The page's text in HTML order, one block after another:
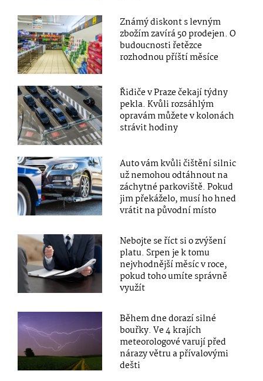
Známý diskont s levným
zbožím zavírá 50 prodejen. O
budoucnosti řetězce
rozhodnou příští měsíce
Řidiče v Praze čekají týdny
pekla. Kvůli rozsáhlým
opravám můžete v kolonách
strávit hodiny
Auto vám kvůli čištění silnic
už nemohou odtáhnout na
záchytné parkoviště. Pokud
jim překáželo, musí ho hned
vrátit na původní místo
Nebojte se říct si o zvýšení
platu. Srpen je k tomu
nejvhodnější měsíc v roce,
pokud toho umíte správně
využít
Během dne dorazí silné
bouřky. Ve 4 krajích
meteorologové varují před
nárazy větru a přívalovými
dešti